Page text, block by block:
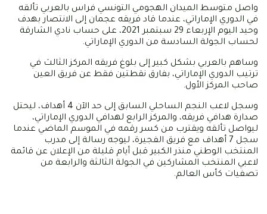
واصل متوسط الميدان الهجومي التونسي فراس بالعربي تألقه
في الدوري الإماراتي، عندما قاد فريقه عجمان إلى الانتصار بهدف
وحيد اليوم الإربعاء 29 سبتمبر 2021، على حساب نادي الشارقة
لحساب الجولة السادسة من الدوري الإماراتي.
وساهم بالعربي بشكل كبير إلى بلوغ فريقه المركز الثالث في
ترتيب الدوري الإماراتي، بفارق نقطتين فقط عن فريق العين
صاحب المركز الأول.
وسجل لاعب النجم الساحلي السابق إلى حد الآن 4 أهداف، ليحتل
صدارة هدافي فريقه، والمركز الرابع لهدافي الدوري الإماراتي،
ليواصل تألقه ويقترب من كسر رقمه في الموسم الماضي عندما
سجل 7 أهداف مع فريق الفجيرة، ليوجه رسالة إلى مدرب
المنتخب الوطني منذر الكبير قبل أيام قليلة من الإعلان عن قائمة
لاعبي المنتخب المشاركين في الجولة الثالثة والرابعة من
تصفيات كأس العالم.